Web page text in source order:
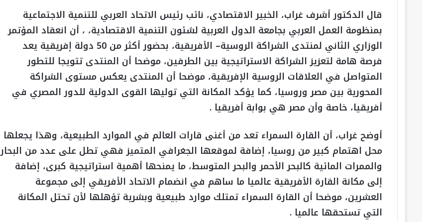
قال الدكتور أشرف غراب، الخبير الاقتصادي، نائب رئيس الاتحاد العربي للتنمية الاجتماعية
بمنظومة العمل العربي بجامعة الدول العربية لشئون التنمية الاقتصادية، ، أن انعقاد المؤتمر
الوزاري الثاني لمنتدى الشراكة الروسية– الأفريقية، بحضور أكثر من 50 دولة إفريقية يعد
فرصة هامة لتعزيز الشراكة الاستراتيجية بين الطرفين، موضحا أن المنتدى تتويجا للتطور
المتواصل في العلاقات الروسية الإفريقية، موضحا أن المنتدى يعكس مستوى الشراكة
المحورية بين مصر وروسيا، كما يؤكد المكانة التي توليها القوى الدولية للدور المصري في
أفريقيا، خاصة وأن مصر هي بوابة أفريقيا .
أوضح غراب، أن القارة السمراء تعد من أغنى قارات العالم في الموارد الطبيعية، وهذا يجعلها
محل اهتمام كبير من روسيا، إضافة لموقعها الجغرافي المتميز فهي تطل على عدد من البحار
والممرات المائية كالبحر الأحمر والبحر المتوسط، ما يمنحها أهمية استراتيجية كبرى، إضافة
إلى مكانة القارة الأفريقية عالميا ما ساهم في انضمام الاتحاد الأفريقي إلى مجموعة
العشرين، موضحا أن القارة السمراء تمتلك موارد طبيعية وبشرية تؤهلها لأن تحتل المكانة
التي تستحقها عالميا .